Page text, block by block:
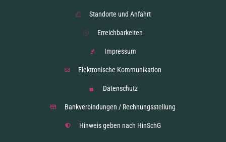
Standorte und Anfahrt
Erreichbarkeiten
Impressum
Elektronische Kommunikation
Datenschutz
Bankverbindungen / Rechnungsstellung
Hinweis geben nach HinSchG